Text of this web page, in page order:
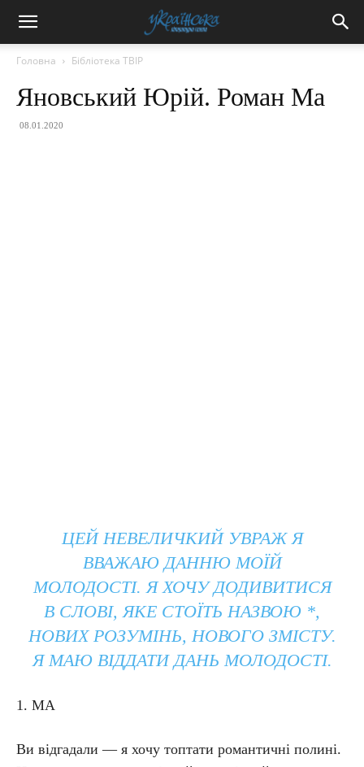
Головна Бібліотека ТВІР
Яновський Юрій. Роман Ма
08.01.2020
ЦЕЙ НЕВЕЛИЧКИЙ УВРАЖ Я
ВВАЖАЮ ДАННЮ МОЇЙ
МОЛОДОСТІ. Я ХОЧУ ДОДИВИТИСЯ
В СЛОВІ, ЯКЕ СТОЇТЬ НАЗВОЮ *,
НОВИХ РОЗУМІНЬ, НОВОГО ЗМІСТУ.
Я МАЮ ВІДДАТИ ДАНЬ МОЛОДОСТІ.
1. МА
Ви відгадали — я хочу топтати романтичні полині.